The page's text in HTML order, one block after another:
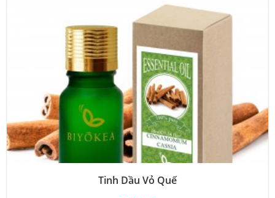
Tinh Dầu Vỏ Quế